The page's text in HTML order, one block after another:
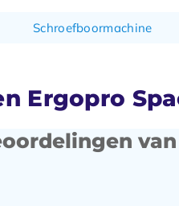
Schroefboormachine
Ergopro